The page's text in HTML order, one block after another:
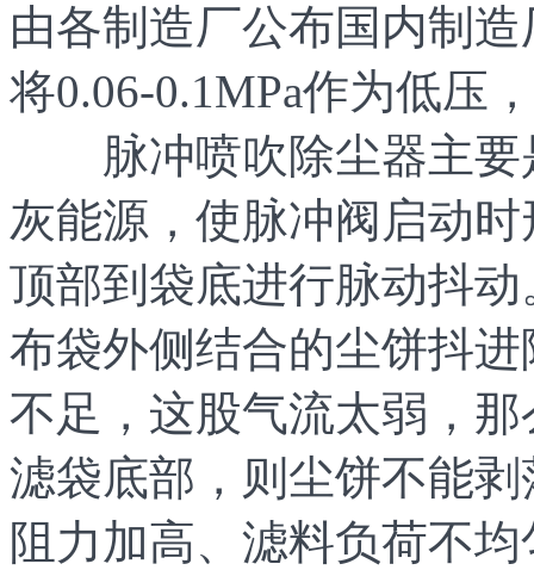
由各制造厂公布国内制
将0.06-0.1MPa作为低压
脉冲喷吹除尘器主要
灰能源，使脉冲阀启动
顶部到袋底进行脉动抖
布袋外侧结合的尘饼抖
不足，这股气流太弱，
滤袋底部，则尘饼不能
阻力加高、滤料负荷不